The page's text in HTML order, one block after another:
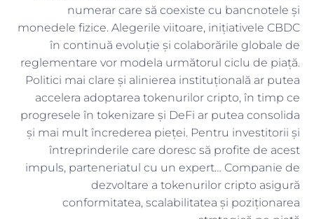
numerar care să coexiste cu bancnotele și
monedele fizice. Alegerile viitoare, inițiativele CBDC
în continuă evoluție și colaborările globale de
reglementare vor modela următorul ciclu de piață.
Politici mai clare și alinierea instituțională ar putea
accelera adoptarea tokenurilor cripto, în timp ce
progresele în tokenizare și DeFi ar putea consolida
și mai mult încrederea pieței. Pentru investitorii și
întreprinderile care doresc să profite de acest
impuls, parteneriatul cu un expert… Companie de
dezvoltare a tokenurilor cripto asigură
conformitatea, scalabilitatea și poziționarea